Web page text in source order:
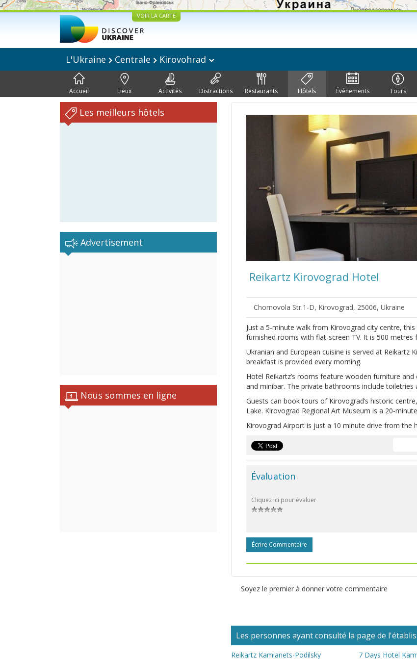
VOIR LA CARTE
L'Ukraine Centrale Kirovohrad
Accueil Lieux Activités Distractions Restaurants Hôtels Événements Tours
Les meilleurs hôtels
Advertisement
Nous sommes en ligne
Reikartz Kirovograd Hotel
Chornovola Str.1-D, Kirovograd, 25006, Ukraine
Just a 5-minute walk from Kirovograd city centre,
furnished rooms with flat-screen TV. It is 500 metres
Ukranian and European cuisine is served at Reikartz
breakfast is provided every morning.
Hotel Reikartz’s rooms feature wooden furniture
and minibar. The private bathrooms include toiletries
Guests can book tours of Kirovograd’s historic
Lake. Kirovograd Regional Art Museum is a 20-
Kirovograd Airport is just a 10 minute drive from the
Évaluation
Cliquez ici pour évaluer
Écrire Commentaire
Soyez le premier à donner votre commentaire
Les personnes ayant consulté la page de
Reikartz Kamianets-Podilsky 7 Days Hotel